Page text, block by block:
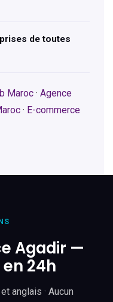
de toutes
Maroc · Agence
· E-commerce
Agadir —
24h
anglais · Aucun